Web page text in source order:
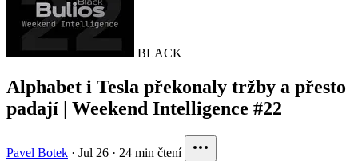
BLACK
Alphabet i Tesla překonaly tržby a přesto
padají | Weekend Intelligence #22
Pavel Botek · Jul 26 · 24 min čtení